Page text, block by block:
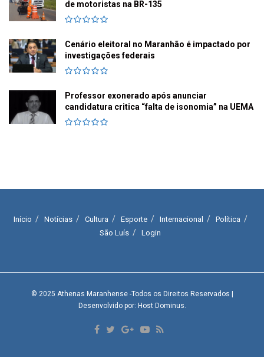
de motoristas na BR-135
Cenário eleitoral no Maranhão é impactado por
investigações federais
Professor exonerado após anunciar
candidatura critica “falta de isonomia” na UEMA
Início Notícias Cultura Esporte Internacional
Política
São Luís
Login
© 2025 Athenas Maranhense-Todos os Direitos Reservados
Desenvolvido por: Host Dominus.